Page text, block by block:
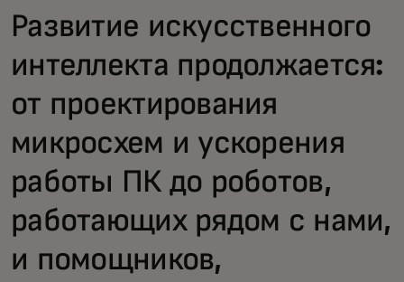
Развитие искусственного
интеллекта продолжается:
от проектирования
микросхем и ускорения
работы ПК до роботов,
работающих рядом с нами,
и помощников,